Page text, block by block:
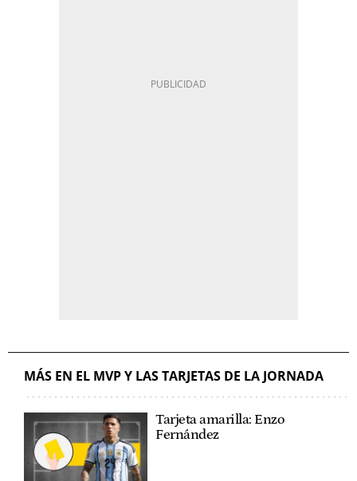
MÁS EN EL MVP Y LAS TARJETAS DE LA JORNADA
Tarjeta amarilla: Enzo
Fernández